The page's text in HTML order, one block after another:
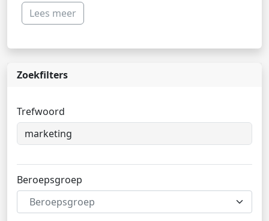
Lees meer
Zoekfilters
Trefwoord
Beroepsgroep
Beroepsgroep